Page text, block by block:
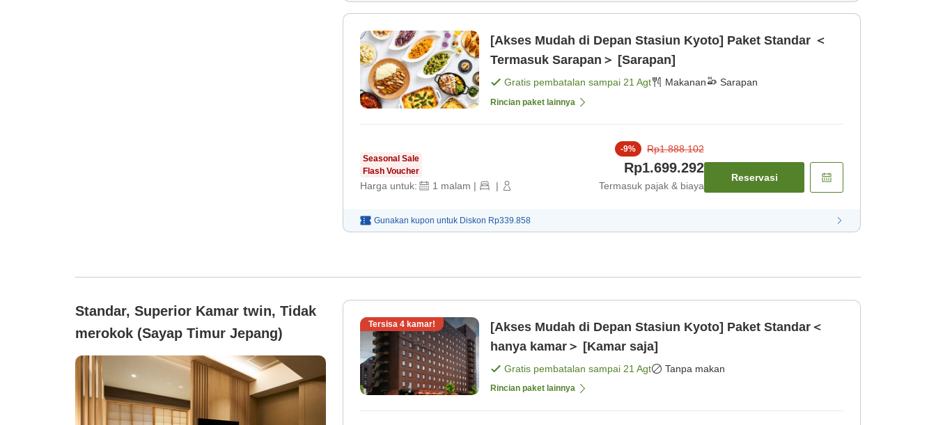
[Akses Mudah di Depan Stasiun Kyoto] Paket Standar ＜
Termasuk Sarapan＞ [Sarapan]
Gratis pembatalan sampai 21 Agt Makanan Sarapan
Rincian paket lainnya
Seasonal Sale
Flash Voucher
Harga untuk: 1 malam | |
-9% Rp1.888.102
Rp1.699.292
Termasuk pajak & biaya
Reservasi
Gunakan kupon untuk Diskon Rp339.858
Standar, Superior Kamar twin, Tidak
merokok (Sayap Timur Jepang)
Tersisa 4 kamar!
[Akses Mudah di Depan Stasiun Kyoto] Paket Standar＜
hanya kamar＞ [Kamar saja]
Gratis pembatalan sampai 21 Agt Tanpa makan
Rincian paket lainnya